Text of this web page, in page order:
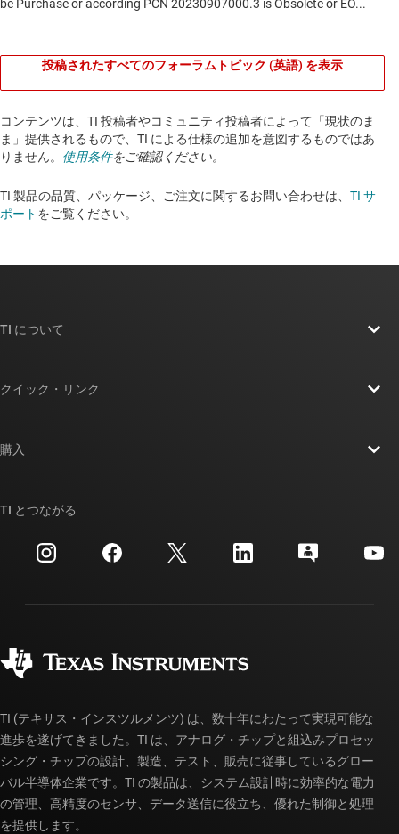
投稿されたすべてのフォーラムトピック (英語) を表示
コンテンツは、TI 投稿者やコミュニティ投稿者によって「現状のま
ま」提供されるもので、TI による仕様の追加を意図するものではあ
りません。 使用条件をご確認ください。
TI 製品の品質、パッケージ、ご注文に関するお問い合わせは、 TI サ
ポート をご覧ください。​​​​​​​​​​​​​​
TI について
投資家向け情報
製造
クイック・リンク
クロスリファレンス検索
カスタマー・サポート・センター
myTI アカウントの FAQ
購入
ご注文に関する FAQ
TI とつながる
TI (テキサス・インスツルメンツ) は、数十年にわたって実現可能な
進歩を遂げてきました。TI は、アナログ・チップと組込みプロセッ
シング・チップの設計、製造、テスト、販売に従事しているグロー
バル半導体企業です。TI の製品は、システム設計時に効率的な電力
の管理、高精度のセンサ、データ送信に役立ち、優れた制御と処理
を提供します。